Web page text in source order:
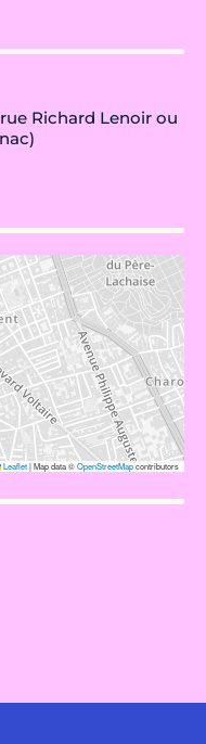
Richard Lenoir ou
Leaflet|Map data ©OpenStreetMapcontributors